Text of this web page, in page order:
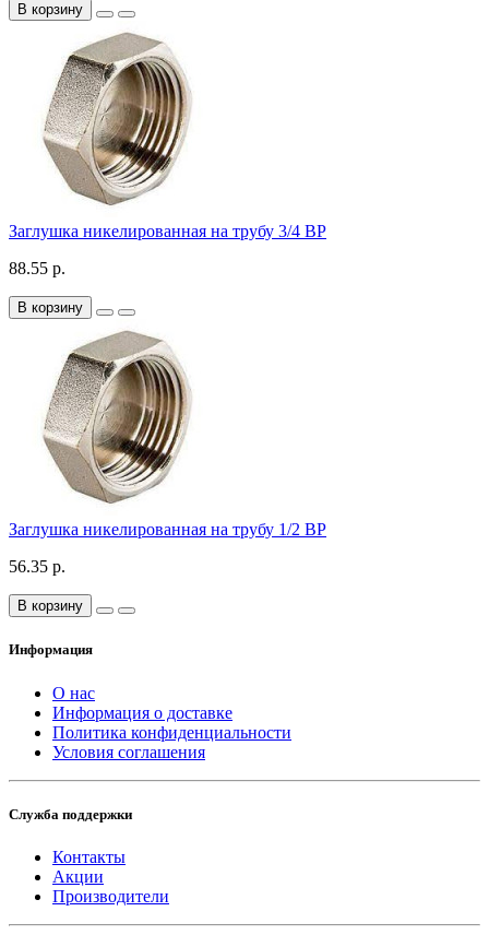
В корзину
Заглушка никелированная на трубу 3/4 ВР
88.55 р.
В корзину
Заглушка никелированная на трубу 1/2 ВР
56.35 р.
В корзину
Информация
О нас
Информация о доставке
Политика конфиденциальности
Условия соглашения
Служба поддержки
Контакты
Акции
Производители